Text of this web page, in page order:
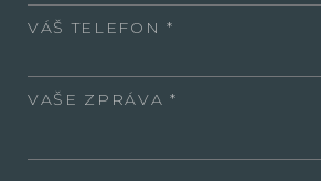
VÁŠ TELEFON
VAŠE ZPRÁVA